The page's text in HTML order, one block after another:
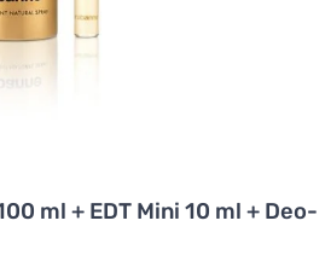
ml + EDT Mini 10 ml + Deo-